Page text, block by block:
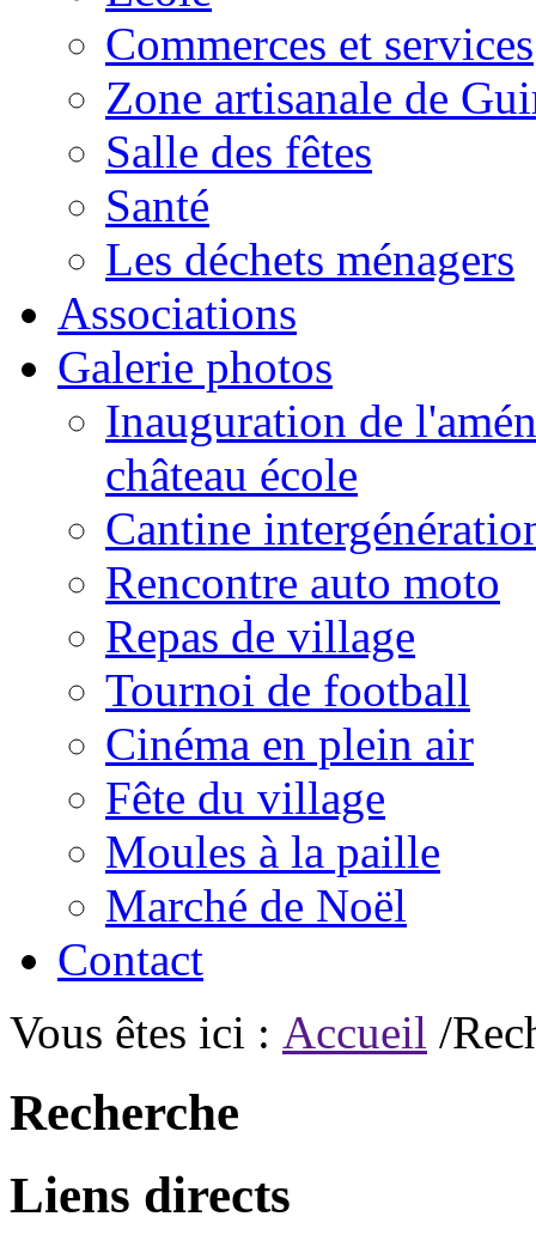
Commerces et services
Zone artisanale de
Salle des fêtes
Santé
Les déchets ménagers
Associations
Galerie photos
Inauguration de
château école
Cantine
Rencontre auto moto
Repas de village
Tournoi de football
Cinéma en plein air
Fête du village
Moules à la paille
Marché de Noël
Contact
Vous êtes ici : Accueil /
Recherche
Liens directs